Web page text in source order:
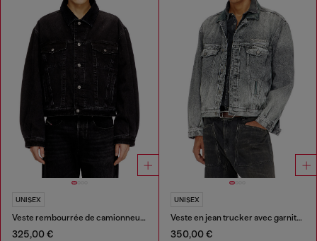
UNISEX
Veste rembourrée de camionneur en denim
325,00 €
UNISEX
Veste en jean trucker avec garnitures en cuir ton sur ton
350,00 €